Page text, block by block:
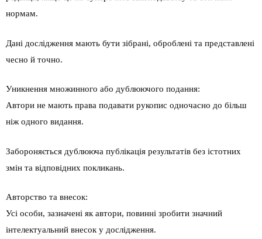
нормам.
Дані дослідження мають бути зібрані, оброблені та представлені
чесно й точно.
Уникнення множинного або дублюючого подання:
Автори не мають права подавати рукопис одночасно до більш
ніж одного видання.
Забороняється дублююча публікація результатів без істотних
змін та відповідних покликань.
Авторство та внесок:
Усі особи, зазначені як автори, повинні зробити значний
інтелектуальний внесок у дослідження.